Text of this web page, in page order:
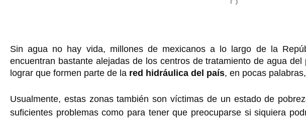
Sin agua no hay vida, millones de mexicanos a lo largo de la
encuentran bastante alejadas de los centros de tratamiento de agua
lograr que formen parte de la red hidráulica del país, en pocas
Usualmente, estas zonas también son víctimas de un estado de
suficientes problemas como para tener que preocuparse si siquiera